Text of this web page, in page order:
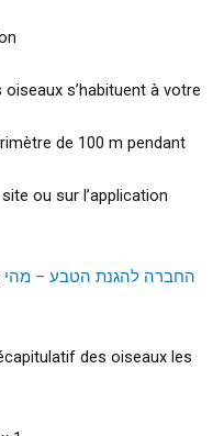
s’habituent à votre
de 100 m pendant
ou sur l’application
החברה להגנת הטבע – מהי
des oiseaux les